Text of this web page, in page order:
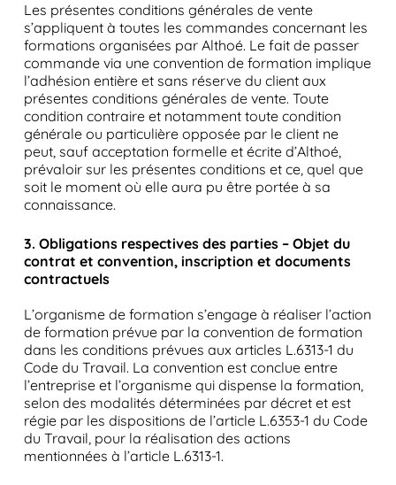
Les présentes conditions générales de vente
s’appliquent à toutes les commandes concernant les
formations organisées par Althoé. Le fait de passer
commande via une convention de formation implique
l’adhésion entière et sans réserve du client aux
présentes conditions générales de vente. Toute
condition contraire et notamment toute condition
générale ou particulière opposée par le client ne
peut, sauf acceptation formelle et écrite d’Althoé,
prévaloir sur les présentes conditions et ce, quel que
soit le moment où elle aura pu être portée à sa
connaissance.
3. Obligations respectives des parties – Objet du
contrat et convention, inscription et documents
contractuels
L’organisme de formation s’engage à réaliser l’action
de formation prévue par la convention de formation
dans les conditions prévues aux articles L.6313-1 du
Code du Travail. La convention est conclue entre
l’entreprise et l’organisme qui dispense la formation,
selon des modalités déterminées par décret et est
régie par les dispositions de l’article L.6353-1 du Code
du Travail, pour la réalisation des actions
mentionnées à l’article L.6313-1.